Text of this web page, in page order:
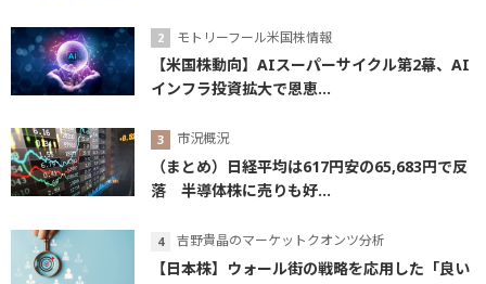
モトリーフール米国株情報
【米国株動向】AIスーパーサイクル第2幕、AI
インフラ投資拡大で恩恵...
市況概況
（まとめ）日経平均は617円安の65,683円で反
落 半導体株に売りも好...
吉野貴晶のマーケットクオンツ分析
【日本株】ウォール街の戦略を応用した「良い